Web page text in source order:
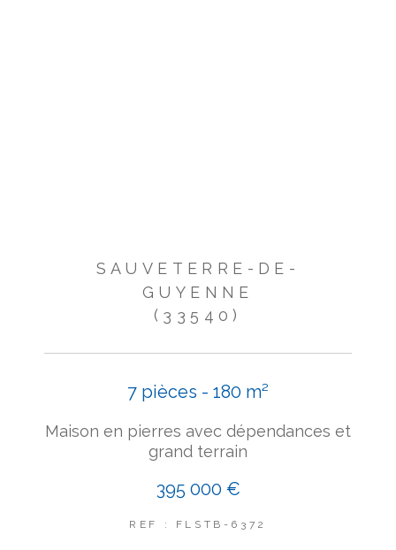
SAUVETERRE-DE-
GUYENNE
(33540)
7 pièces - 180 m²
Maison en pierres avec dépendances et
grand terrain
395 000 €
REF : FLSTB-6372